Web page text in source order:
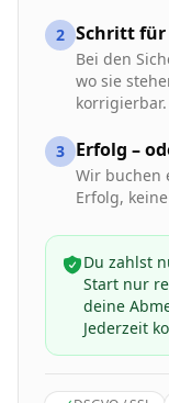
2 Schritt
Bei den
wo sie
korrigierbar.
3 Erfolg –
Wir buchen
Erfolg,
Du zahlst
Start nur
deine
Jederzeit